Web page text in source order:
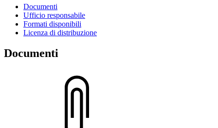
Documenti
Ufficio responsabile
Formati disponibili
Licenza di distribuzione
Documenti